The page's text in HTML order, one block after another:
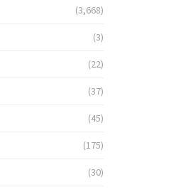
(3,668)
(3)
(22)
(37)
(45)
(175)
(30)